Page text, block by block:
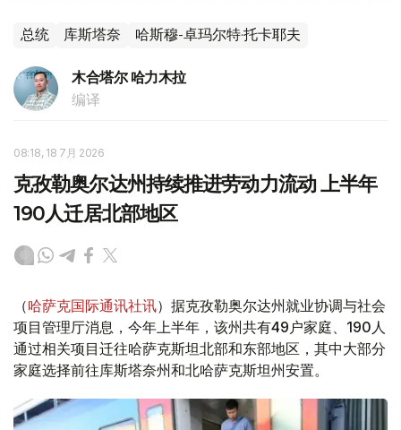
总统 库斯塔奈 哈斯穆-卓玛尔特·托卡耶夫
木合塔尔 哈力木拉
编译
08:18, 18 7月 2026
克孜勒奥尔达州持续推进劳动力流动 上半年
190人迁居北部地区
（哈萨克国际通讯社讯）据克孜勒奥尔达州就业协调与社会
项目管理厅消息，今年上半年，该州共有49户家庭、190人
通过相关项目迁往哈萨克斯坦北部和东部地区，其中大部分
家庭选择前往库斯塔奈州和北哈萨克斯坦州安置。